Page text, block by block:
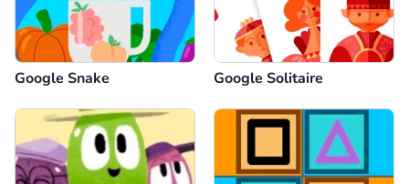
Google Snake Google Solitaire